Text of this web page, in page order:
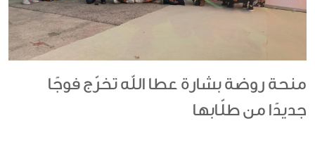
منحة روضة بشارة عطا الله تخرّج فوجًا
جديدًا من طلّابها